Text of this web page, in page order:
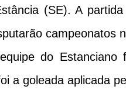
(SE). A
campeonatos
do
a goleada aplicada